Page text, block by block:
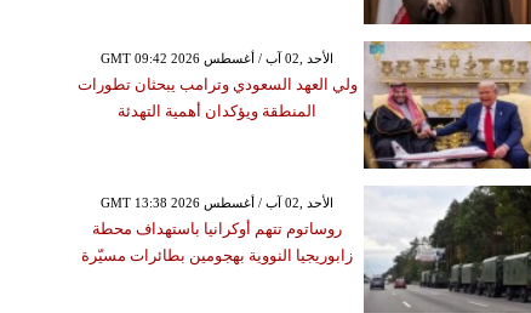
GMT 09:42 2026 الأحد ,02 آب / أغسطس
ولي العهد السعودي وترامب يبحثان تطورات
المنطقة ويؤكدان أهمية التهدئة
GMT 13:38 2026 الأحد ,02 آب / أغسطس
روساتوم تتهم أوكرانيا باستهداف محطة
زابوريجيا النووية بهجومين بطائرات مسيّرة